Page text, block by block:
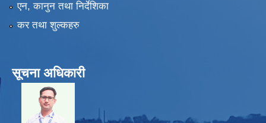
एन, कानुन तथा निर्देशिका
कर तथा शुल्कहरु
सूचना अधिकारी